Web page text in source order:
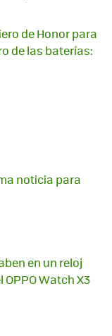
de Honor para
de las baterías:
noticia para
en un reloj
Watch X3